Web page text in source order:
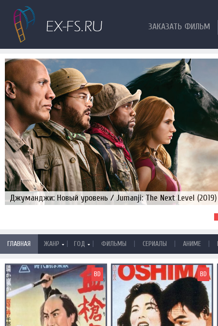
ЗАКАЗАТЬ ФИЛЬМ
Джуманджи: Новый уровень / Jumanji: The Next Level (2019)
ГЛАВНАЯ ЖАНР | ГОД | ФИЛЬМЫ | СЕРИАЛЫ | АНИМЕ |
BD BD